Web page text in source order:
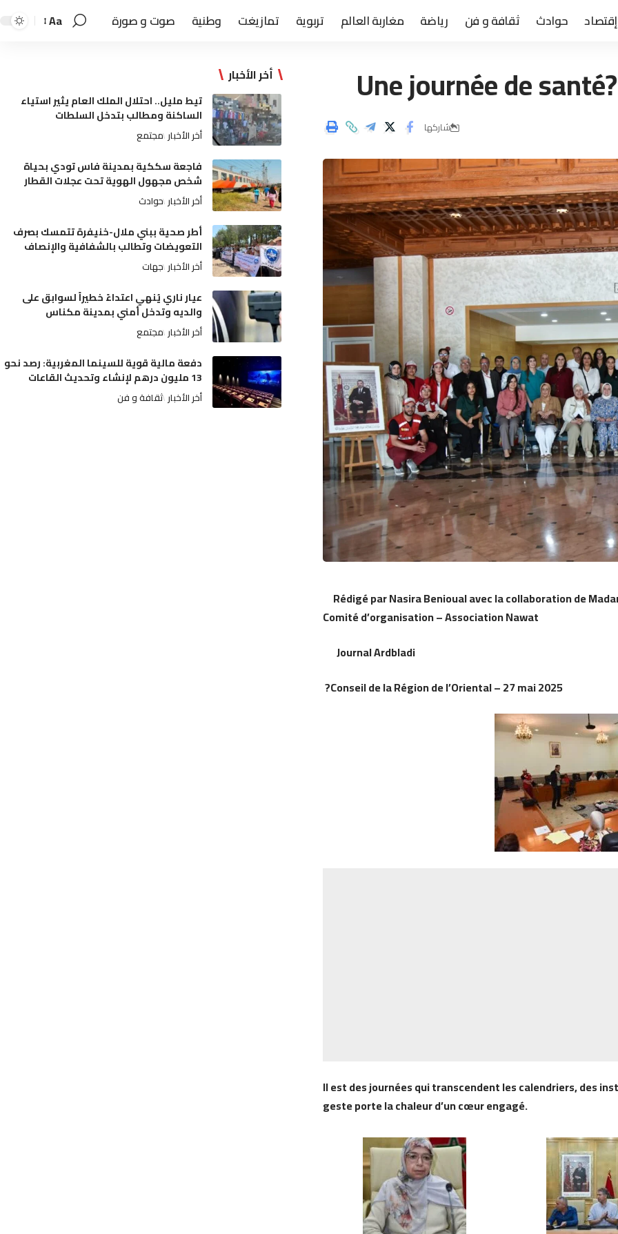
إقتصاد حوادث ثقافة و فن رياضة مغاربة العالم تربوية تمازيغت وطنية صوت و صورة Aa
Une journée de
شاركها
Rédigé par Nasira Benioual avec la collaboration de
Comité d’organisation – Association Nawat
Journal Ardbladi
?Conseil de la Région de l’Oriental – 27 mai 2025
Il est des journées qui transcendent les calendriers, des
geste porte la chaleur d’un cœur engagé.
أخر الأخبار
تيط مليل.. احتلال الملك العام يثير استياء
الساكنة ومطالب بتدخل السلطات
أخر الأخبار مجتمع
فاجعة سككية بمدينة فاس تودي بحياة
شخص مجهول الهوية تحت عجلات القطار
أخر الأخبار حوادث
أطر صحية ببني ملال-خنيفرة تتمسك بصرف
التعويضات وتطالب بالشفافية والإنصاف
أخر الأخبار جهات
عيار ناري يُنهي اعتداءً خطيراً لسوابق على
والديه وتدخل أمني بمدينة مكناس
أخر الأخبار مجتمع
دفعة مالية قوية للسينما المغربية: رصد نحو
13 مليون درهم لإنشاء وتحديث القاعات
أخر الأخبار ثقافة و فن